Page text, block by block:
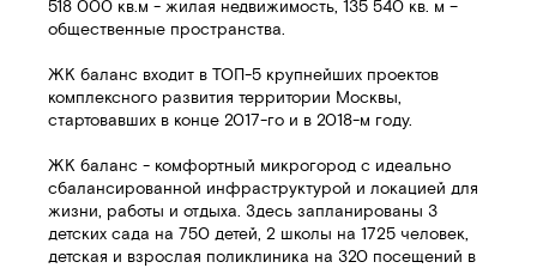
518 000 кв.м - жилая недвижимость, 135 540 кв. м –
общественные пространства.
ЖК баланс входит в ТОП-5 крупнейших проектов
комплексного развития территории Москвы,
стартовавших в конце 2017-го и в 2018-м году.
ЖК баланс - комфортный микрогород с идеально
сбалансированной инфраструктурой и локацией для
жизни, работы и отдыха. Здесь запланированы 3
детских сада на 750 детей, 2 школы на 1725 человек,
детская и взрослая поликлиника на 320 посещений в